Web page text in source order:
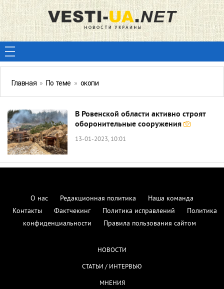
Главная » По теме » окопи
В Ровенской области активно строят
оборонительные сооружения
13-01-2023, 10:01
О нас Редакционная политика
Наша команда
Контакты
Фактчекинг Политика исправлений
Политика
конфиденциальности
Правила пользования сайтом
НОВОСТИ
СТАТЬИ / ИНТЕРВЬЮ
МНЕНИЯ